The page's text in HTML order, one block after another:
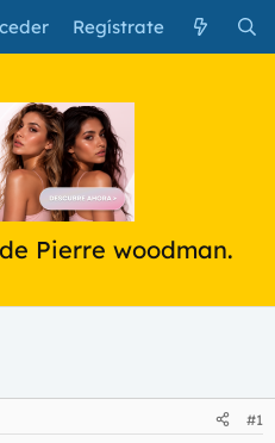
Regístrate
Pierre woodman.
#1